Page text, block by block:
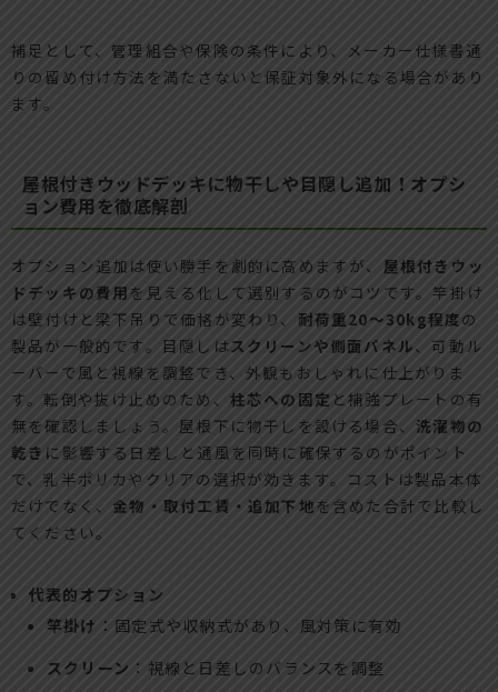
補足として、管理組合や保険の条件により、メーカー仕様書通
りの留め付け方法を満たさないと保証対象外になる場合があり
ます。
屋根付きウッドデッキに物干しや目隠し追加！オプシ
ョン費用を徹底解剖
オプション追加は使い勝手を劇的に高めますが、 屋根付きウッ
ドデッキの費用 を見える化して選別するのがコツです。竿掛け
は壁付けと梁下吊りで価格が変わり、 耐荷重20〜30kg程度の
製品が一般的です。目隠しはスクリーンや側面パネル、可動ル
ーバーで風と視線を調整でき、外観もおしゃれに仕上がりま
す。転倒や抜け止めのため、 柱芯への固定 と補強プレートの有
無を確認しましょう。屋根下に物干しを設ける場合、 洗濯物の
乾き に影響する日差しと通風を同時に確保するのがポイント
で、乳半ポリカやクリアの選択が効きます。コストは製品本体
だけでなく、 金物・取付工賃・追加下地 を含めた合計で比較し
てください。
代表的オプション
竿掛け ：固定式や収納式があり、風対策に有効
スクリーン ：視線と日差しのバランスを調整